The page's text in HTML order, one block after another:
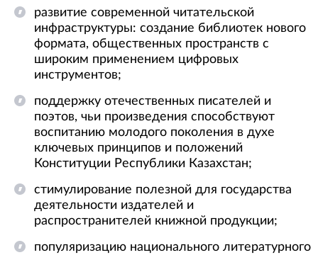
развитие современной читательской
инфраструктуры: создание библиотек нового
формата, общественных пространств с
широким применением цифровых
инструментов;
поддержку отечественных писателей и
поэтов, чьи произведения способствуют
воспитанию молодого поколения в духе
ключевых принципов и положений
Конституции Республики Казахстан;
стимулирование полезной для государства
деятельности издателей и
распространителей книжной продукции;
популяризацию национального литературного